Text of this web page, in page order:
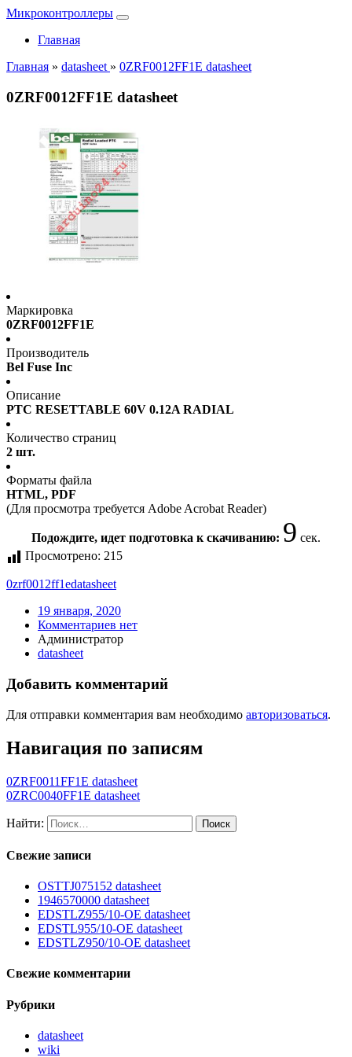
Микроконтроллеры
Главная
Главная » datasheet » 0ZRF0012FF1E datasheet
0ZRF0012FF1E datasheet
Маркировка
0ZRF0012FF1E
Производитель
Bel Fuse Inc
Описание
PTC RESETTABLE 60V 0.12A RADIAL
Количество страниц
2 шт.
Форматы файла
HTML, PDF
(Для просмотра требуется Adobe Acrobat Reader)
Подождите, идет подготовка к скачиванию: 9 сек.
Просмотрено: 215
0zrf0012ff1edatasheet
19 января, 2020
Комментариев нет
Администратор
datasheet
Добавить комментарий
Для отправки комментария вам необходимо авторизоваться.
Навигация по записям
0ZRF0011FF1E datasheet
0ZRC0040FF1E datasheet
Найти:
Свежие записи
OSTTJ075152 datasheet
1946570000 datasheet
EDSTLZ955/10-OE datasheet
EDSTL955/10-OE datasheet
EDSTLZ950/10-OE datasheet
Свежие комментарии
Рубрики
datasheet
wiki